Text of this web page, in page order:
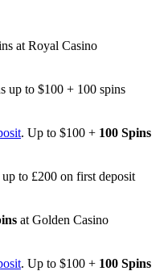
at Royal Casino
up to $100 + 100 spins
. Up to $100 + 100 Spins
to £200 on first deposit
at Golden Casino
. Up to $100 + 100 Spins